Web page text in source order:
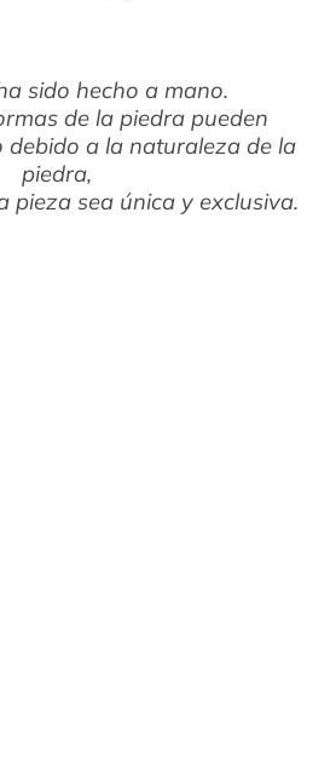
sido hecho a mano.
de la piedra pueden
debido a la naturaleza de la
piedra,
pieza sea única y exclusiva.